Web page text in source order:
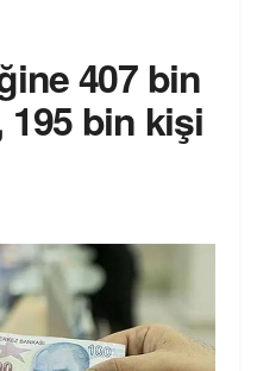
407 bin
bin kişi